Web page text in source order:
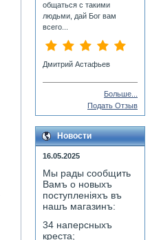
общаться с такими
людьми, дай Бог вам
всего...
Дмитрий Астафьев
Больше...
Подать Отзыв
Новости
16.05.2025
Мы рады сообщить
Вамъ о новыхъ
поступленiяхъ въ
нашъ магазинъ:
34 наперсныхъ
креста;